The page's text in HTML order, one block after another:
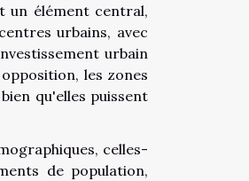
un élément central,
urbains, avec
urbain
les zones
qu'elles puissent
celles-
de population,